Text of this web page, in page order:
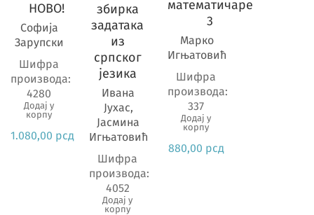
НОВО!
Софија
Зарупски
Шифра
производа:
4280
Додај у
корпу
1.080,00 рсд
збирка
задатака
из
српског
језика
Ивана
Јухас,
Јасмина
Игњатовић
Шифра
производа:
4052
Додај у
корпу
математичаре
3
Марко
Игњатовић
Шифра
производа:
337
Додај у
корпу
880,00 рсд